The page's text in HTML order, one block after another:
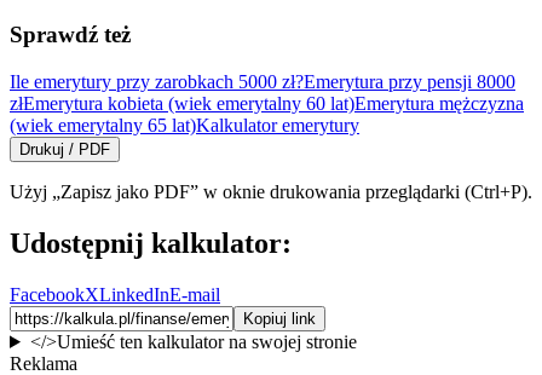
Sprawdź też
Ile emerytury przy zarobkach 5000 zł?Emerytura przy pensji 8000
złEmerytura kobieta (wiek emerytalny 60 lat)Emerytura mężczyzna
(wiek emerytalny 65 lat)Kalkulator emerytury
Drukuj / PDF
Użyj „Zapisz jako PDF” w oknie drukowania przeglądarki (Ctrl+P).
Udostępnij kalkulator:
FacebookXLinkedInE-mail
Kopiuj link
</>Umieść ten kalkulator na swojej stronie
Reklama